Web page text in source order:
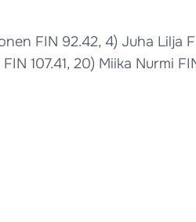
FIN 92.42, 4) Juha
107.41, 20) Miika Nurmi